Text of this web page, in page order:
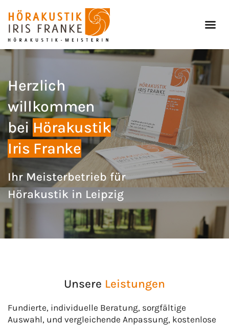
Herzlich
willkommen
bei Hörakustik
Iris Franke
Ihr Meisterbetrieb für
Hörakustik in Leipzig
Unsere Leistungen
Fundierte, individuelle Beratung, sorgfältige
Auswahl, und vergleichende Anpassung, kostenlose